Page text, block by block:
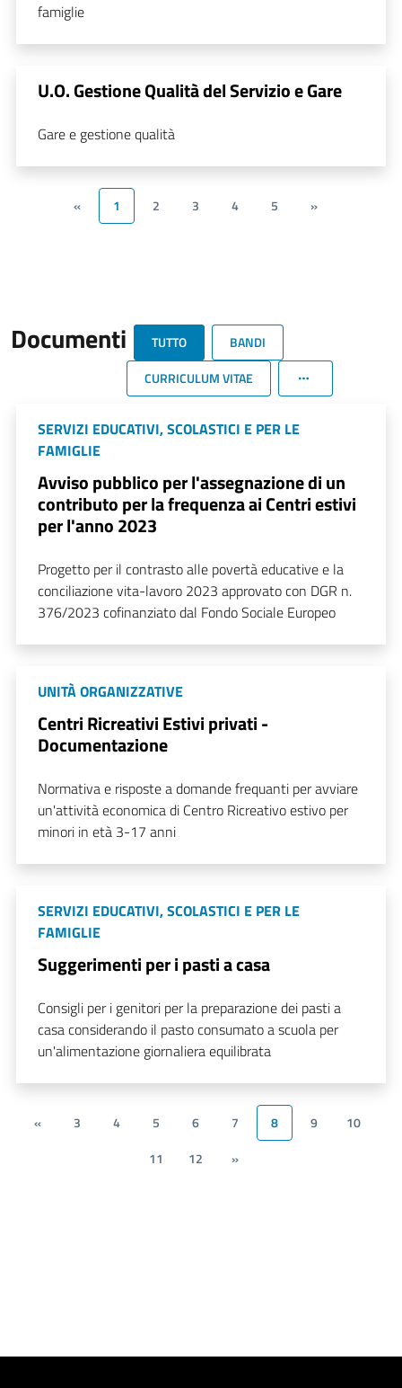
famiglie
U.O. Gestione Qualità del Servizio e Gare
Gare e gestione qualità
« 1 2 3 4 5 »
Documenti TUTTO
BANDI
CURRICULUM VITAE
SERVIZI EDUCATIVI, SCOLASTICI E PER LE
FAMIGLIE
Avviso pubblico per l'assegnazione di un
contributo per la frequenza ai Centri estivi
per l'anno 2023
Progetto per il contrasto alle povertà educative e la
conciliazione vita-lavoro 2023 approvato con DGR n.
376/2023 cofinanziato dal Fondo Sociale Europeo
UNITÀ ORGANIZZATIVE
Centri Ricreativi Estivi privati -
Documentazione
Normativa e risposte a domande frequanti per avviare
un'attività economica di Centro Ricreativo estivo per
minori in età 3-17 anni
SERVIZI EDUCATIVI, SCOLASTICI E PER LE
FAMIGLIE
Suggerimenti per i pasti a casa
Consigli per i genitori per la preparazione dei pasti a
casa considerando il pasto consumato a scuola per
un'alimentazione giornaliera equilibrata
« 3 4 5 6 7 8 9
10
11
12 »